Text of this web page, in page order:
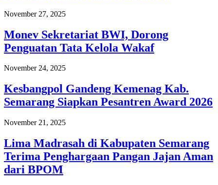
November 27, 2025
Monev Sekretariat BWI, Dorong
Penguatan Tata Kelola Wakaf
November 24, 2025
Kesbangpol Gandeng Kemenag Kab.
Semarang Siapkan Pesantren Award 2026
November 21, 2025
Lima Madrasah di Kabupaten Semarang
Terima Penghargaan Pangan Jajan Aman
dari BPOM